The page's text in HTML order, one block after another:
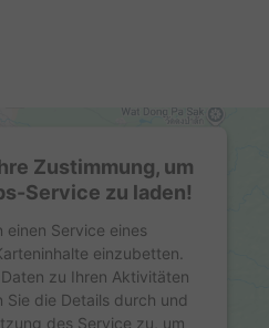
Zustimmung, um
Service zu laden!
einen Service eines
einzubetten.
zu Ihren Aktivitäten
Sie die Details durch und
des Service zu, um